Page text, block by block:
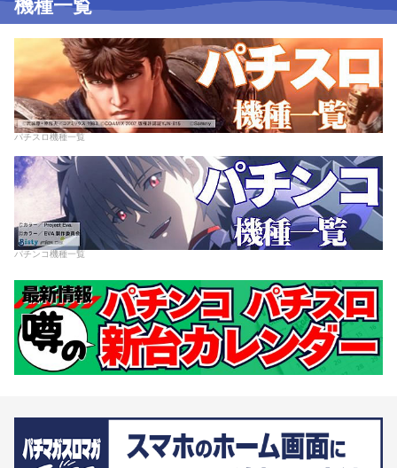
機種一覧
パチスロ機種一覧
パチンコ機種一覧